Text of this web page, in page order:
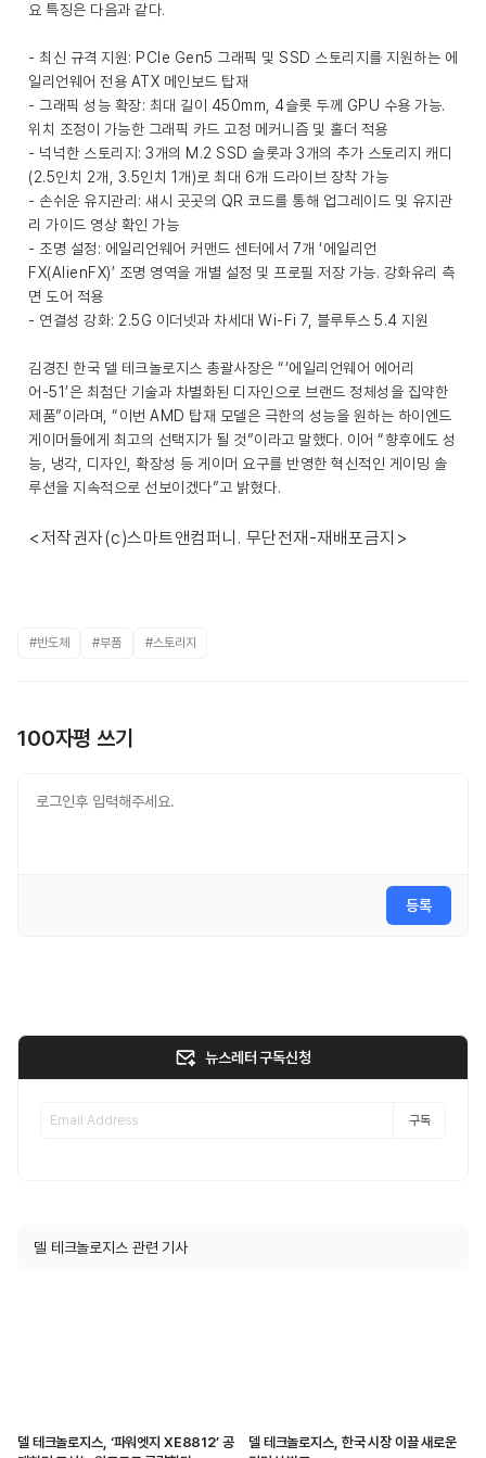
요 특징은 다음과 같다.
- 최신 규격 지원: PCIe Gen5 그래픽 및 SSD 스토리지를 지원하는 에
일리언웨어 전용 ATX 메인보드 탑재
- 그래픽 성능 확장: 최대 길이 450mm, 4슬롯 두께 GPU 수용 가능.
위치 조정이 가능한 그래픽 카드 고정 메커니즘 및 홀더 적용
- 넉넉한 스토리지: 3개의 M.2 SSD 슬롯과 3개의 추가 스토리지 캐디
(2.5인치 2개, 3.5인치 1개)로 최대 6개 드라이브 장착 가능
- 손쉬운 유지관리: 섀시 곳곳의 QR 코드를 통해 업그레이드 및 유지관
리 가이드 영상 확인 가능
- 조명 설정: 에일리언웨어 커맨드 센터에서 7개 ‘에일리언
FX(AlienFX)’ 조명 영역을 개별 설정 및 프로필 저장 가능. 강화유리 측
면 도어 적용
- 연결성 강화: 2.5G 이더넷과 차세대 Wi-Fi 7, 블루투스 5.4 지원
김경진 한국 델 테크놀로지스 총괄사장은 “‘에일리언웨어 에어리
어-51’은 최첨단 기술과 차별화된 디자인으로 브랜드 정체성을 집약한
제품”이라며, “이번 AMD 탑재 모델은 극한의 성능을 원하는 하이엔드
게이머들에게 최고의 선택지가 될 것”이라고 말했다. 이어 “향후에도 성
능, 냉각, 디자인, 확장성 등 게이머 요구를 반영한 혁신적인 게이밍 솔
루션을 지속적으로 선보이겠다”고 밝혔다.
<저작권자(c)스마트앤컴퍼니. 무단전재-재배포금지>
#반도체 #부품 #스토리지
100자평 쓰기
등록
뉴스레터 구독신청
구독
델 테크놀로지스 관련 기사
델 테크놀로지스, ‘파워엣지 XE8812’ 공
델 테크놀로지스, 한국 시장 이끌 새로운